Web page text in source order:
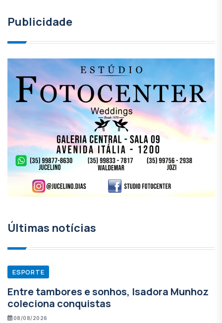
Publicidade
Últimas notícias
ESPORTE
Entre tambores e sonhos, Isadora Munhoz
coleciona conquistas
08/08/2026